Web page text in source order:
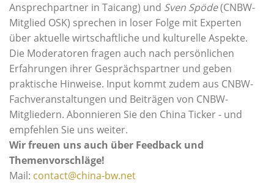
Ansprechpartner in Taicang) und Sven Spöde(CNBW-
Mitglied OSK) sprechen in loser Folge mit Experten
über aktuelle wirtschaftliche und kulturelle Aspekte.
Die Moderatoren fragen auch nach persönlichen
Erfahrungen ihrer Gesprächspartner und geben
praktische Hinweise. Input kommt zudem aus CNBW-
Fachveranstaltungen und Beiträgen von CNBW-
Mitgliedern. Abonnieren Sie den China Ticker - und
empfehlen Sie uns weiter.
Wir freuen uns auch über Feedback und
Themenvorschläge!
Mail: contact@china-bw.net